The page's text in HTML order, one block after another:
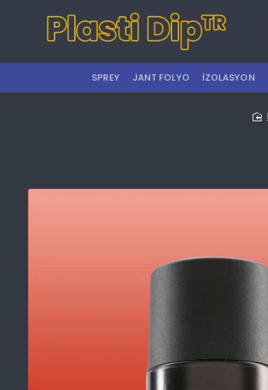
SPREY JANT FOLYO İZOLASYON